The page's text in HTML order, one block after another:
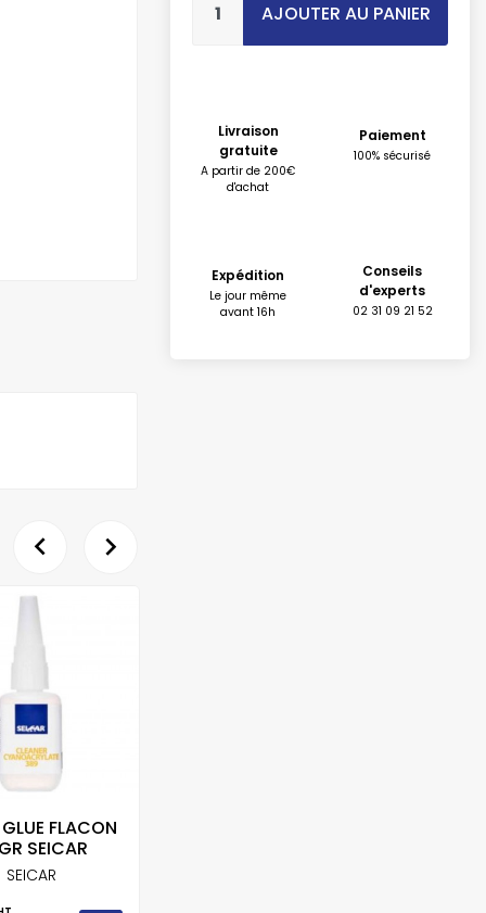

FLACON
SEICAR
SEICAR

AJOUTER AU PANIER
Livraison
gratuite
A partir de 200€
d'achat
Paiement
100% sécurisé
Expédition
Le jour même
avant 16h
Conseils
d'experts
02 31 09 21 52